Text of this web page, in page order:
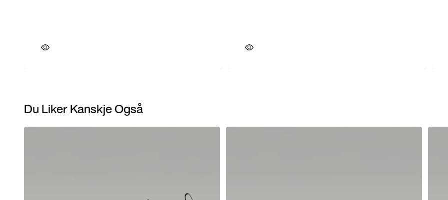
Du Liker Kanskje Også